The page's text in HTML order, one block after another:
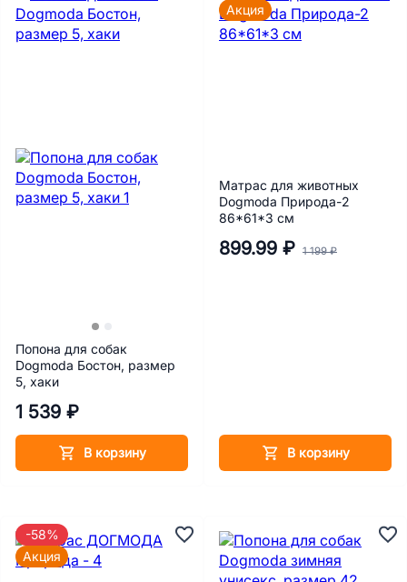
Попона для собак
Dogmoda Бостон, размер
5, хаки
1 539 ₽
В корзину
Матрас для животных
Dogmoda Природа-2
86*61*3 см
899.99 ₽ 1 199 ₽
В корзину
Акция
-58%
Акция